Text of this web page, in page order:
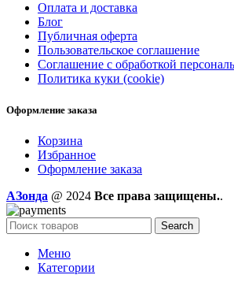
Оплата и доставка
Блог
Публичная оферта
Пользовательское соглашение
Соглашение с обработкой
Политика куки (cookie)
Оформление заказа
Корзина
Избранное
Оформление заказа
AЗонда @ 2024 Все права защищены..
Search
Меню
Категории